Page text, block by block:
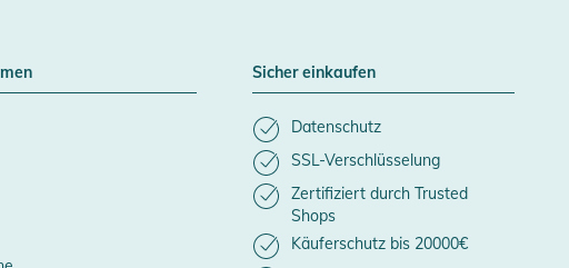
Sicher einkaufen
Datenschutz
SSL-Verschlüsselung
Zertifiziert durch Trusted
Shops
Käuferschutz bis 20000€